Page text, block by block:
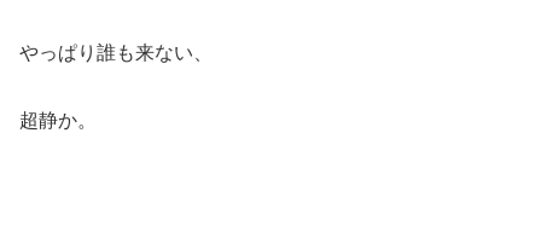
やっぱり誰も来ない、
超静か。